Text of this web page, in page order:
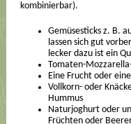
kombinierbar).
Gemüsesticks z. B.
lassen sich gut
lecker dazu ist ein
Tomaten-
Eine Frucht oder
Vollkorn- oder
Hummus
Naturjoghurt oder
Früchten oder